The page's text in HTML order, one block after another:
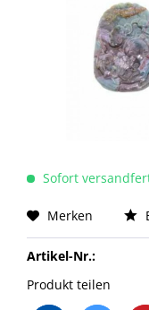
Sofort
Merken
Artikel-Nr.:
Produkt teilen